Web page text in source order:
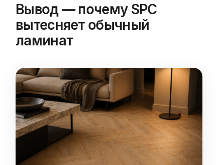
Вывод — почему SPC
вытесняет обычный
ламинат